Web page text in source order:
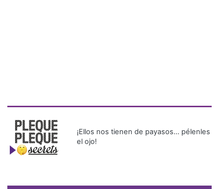
¡Ellos nos tienen de payasos… pélenles
el ojo!